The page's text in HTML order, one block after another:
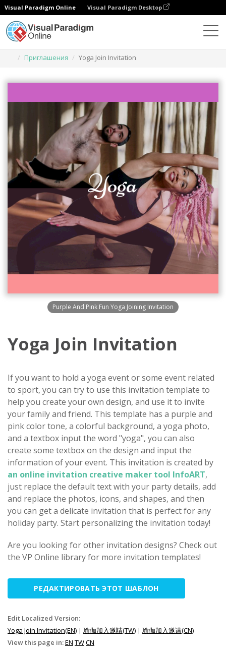
Visual Paradigm Online Visual Paradigm Desktop
Приглашения
Yoga Join Invitation
Purple And Pink Fun Yoga Joining Invitation
Yoga Join Invitation
If you want to hold a yoga event or some event related
to sport, you can try to use this invitation template to
help you create your own design, and use it to invite
your family and friend. This template has a purple and
pink color tone, a colorful background, a yoga photo,
and a textbox input the word "yoga", you can also
create some textbox on the design and input the
information of your event. This invitation is created by
an online invitation creative maker tool InfoART,
just replace the default text with your party details, add
and replace the photos, icons, and shapes, and then
you can get a delicate invitation that is perfect for any
holiday party. Start personalizing the invitation today!
Are you looking for other invitation designs? Check out
the VP Online library for more invitation templates!
РЕДАКТИРОВАТЬ ЭТОТ ШАБЛОН
Edit Localized Version:
Yoga Join Invitation(EN) | 瑜伽加入邀請(TW) | 瑜伽加入邀请(CN)
View this page in:EN TWCN